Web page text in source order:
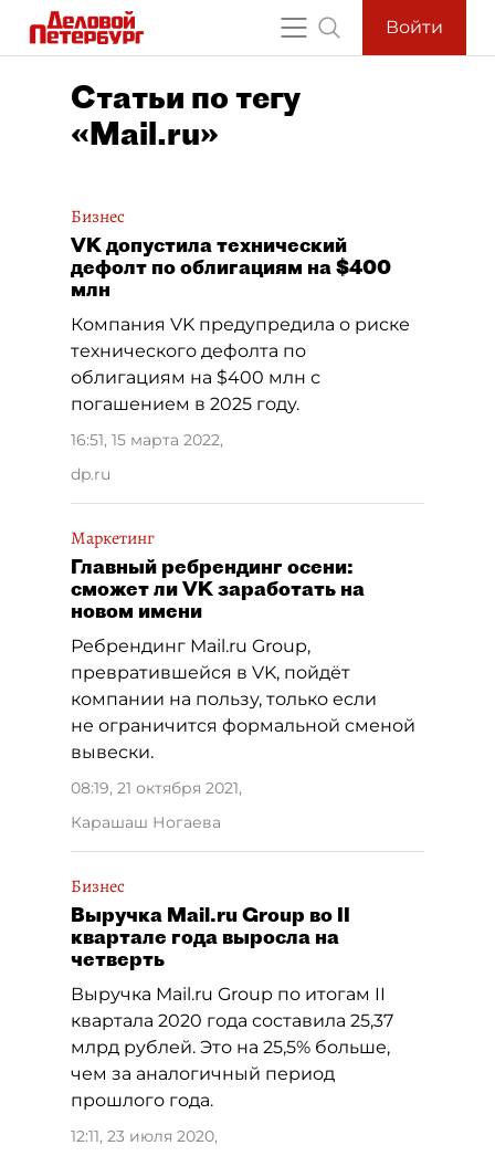
Войти
Статьи по тегу
«Mail.ru»
Бизнес
VK допустила технический
дефолт по облигациям на $400
млн
Компания VK предупредила о риске
технического дефолта по
облигациям на $400 млн с
погашением в 2025 году.
16:51, 15 марта 2022,
dp.ru
Маркетинг
Главный ребрендинг осени:
сможет ли VK заработать на
новом имени
Ребрендинг Mail.ru Group,
превратившейся в VK, пойдёт
компании на пользу, только если
не ограничится формальной сменой
вывески.
08:19, 21 октября 2021,
Карашаш Ногаева
Бизнес
Выручка Mail.ru Group во II
квартале года выросла на
четверть
Выручка Mail.ru Group по итогам II
квартала 2020 года составила 25,37
млрд рублей. Это на 25,5% больше,
чем за аналогичный период
прошлого года.
12:11, 23 июля 2020,